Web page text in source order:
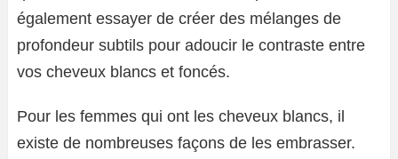
également essayer de créer des mélanges de
profondeur subtils pour adoucir le contraste entre
vos cheveux blancs et foncés.
Pour les femmes qui ont les cheveux blancs, il
existe de nombreuses façons de les embrasser.